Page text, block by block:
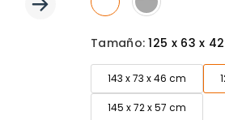
Tamaño:125 x 63 x
143 x 73 x 46 cm
145 x 72 x 57 cm